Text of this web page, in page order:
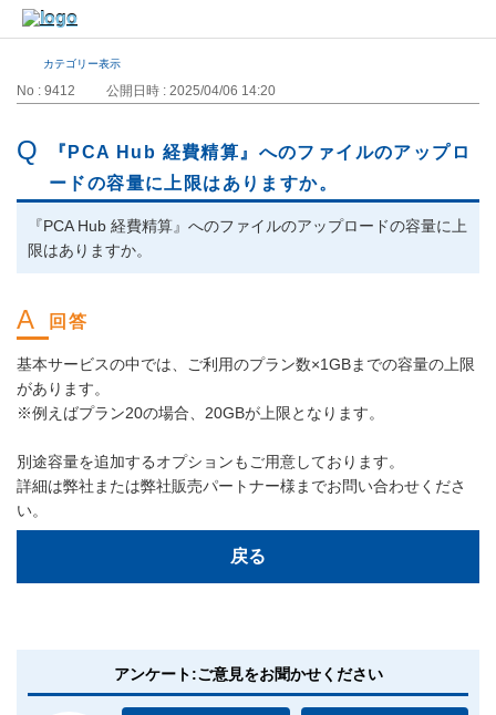
カテゴリー表示
No : 9412 公開日時 : 2025/04/06 14:20
『PCA Hub 経費精算』へのファイルのアップロ
ードの容量に上限はありますか。
『PCA Hub 経費精算』へのファイルのアップロードの容量に上
限はありますか。
基本サービスの中では、ご利用のプラン数×1GBまでの容量の上限
があります。
※例えばプラン20の場合、20GBが上限となります。
別途容量を追加するオプションもご用意しております。
詳細は弊社または弊社販売パートナー様までお問い合わせくださ
い。
戻る
アンケート:ご意見をお聞かせください